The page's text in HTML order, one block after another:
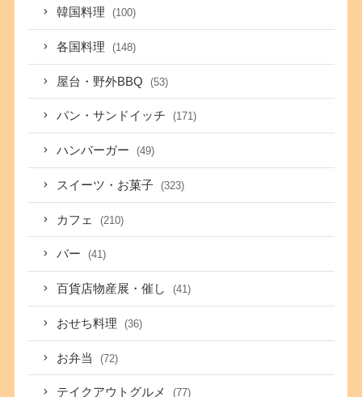
韓国料理 (100)
各国料理 (148)
屋台・野外BBQ (53)
パン・サンドイッチ (171)
ハンバーガー (49)
スイーツ・お菓子 (323)
カフェ (210)
バー (41)
百貨店物産展・催し (41)
おせち料理 (36)
お弁当 (72)
テイクアウトグルメ (77)